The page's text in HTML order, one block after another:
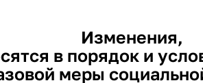
Изменения,
в порядок и
меры